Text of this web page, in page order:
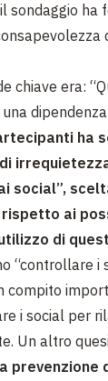
sondaggio ha
chiave era:
ha
social”,
rispetto ai
di
“controllare i
compito
i social per
Un altro
prevenzione